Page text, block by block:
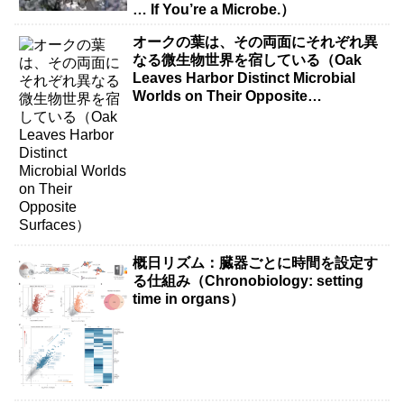
… If You’re a Microbe.）
オークの葉は、その両面にそれぞれ異
なる微生物世界を宿している（Oak
Leaves Harbor Distinct Microbial
Worlds on Their Opposite
概日リズム：臓器ごとに時間を設定す
る仕組み（Chronobiology: setting
time in organs）